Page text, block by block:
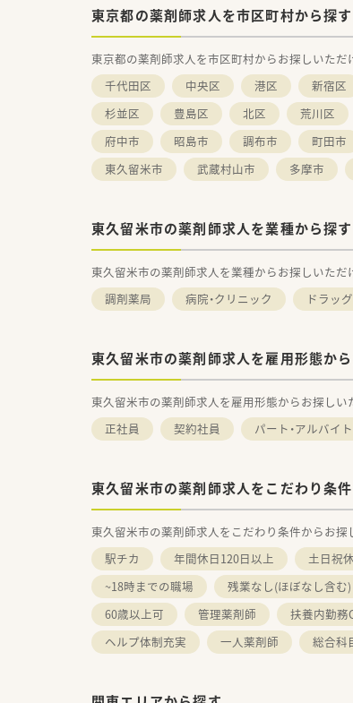
・研修は業務時間内で実
東京都の薬剤師求人を市区町村から探す
東京都の薬剤師求人を市区町村からお探しいただ
千代田区
中央区 港区 新宿区
杉並区
豊島区 北区 荒川区
府中市
昭島市 調布市 町田市
東久留米市
武蔵村山市 多摩市
東久留米市の薬剤師求人を業種から探す
東久留米市の薬剤師求人を業種からお探しいただ
調剤薬局
病院・クリニック ドラッ
東久留米市の薬剤師求人を雇用形態か
東久留米市の薬剤師求人を雇用形態からお探しい
正社員
契約社員 パート・アルバイト
東久留米市の薬剤師求人をこだわり条
東久留米市の薬剤師求人をこだわり条件からお探
駅チカ
年間休日120日以上 土日祝
~18時までの職場
残業なし(ほぼなし含む)
60歳以上可
管理薬剤師 扶養内勤務
ヘルプ体制充実
一人薬剤師 総合科